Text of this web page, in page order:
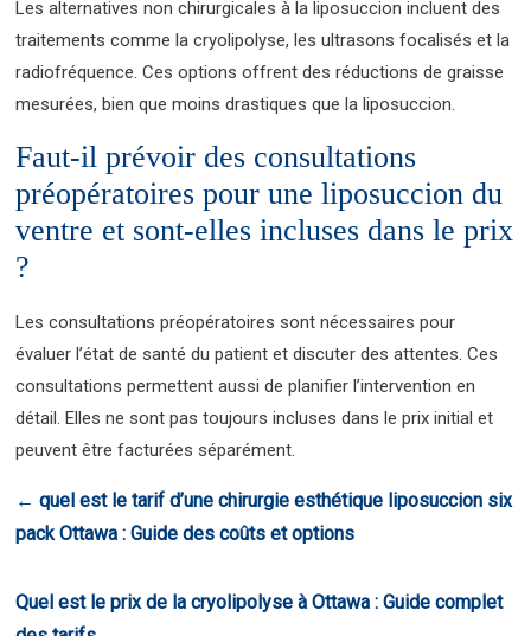
Les alternatives non chirurgicales à la liposuccion incluent des
traitements comme la cryolipolyse, les ultrasons focalisés et la
radiofréquence. Ces options offrent des réductions de graisse
mesurées, bien que moins drastiques que la liposuccion.
Faut-il prévoir des consultations
préopératoires pour une liposuccion du
ventre et sont-elles incluses dans le prix
?
Les consultations préopératoires sont nécessaires pour
évaluer l’état de santé du patient et discuter des attentes. Ces
consultations permettent aussi de planifier l’intervention en
détail. Elles ne sont pas toujours incluses dans le prix initial et
peuvent être facturées séparément.
← quel est le tarif d’une chirurgie esthétique liposuccion six
pack Ottawa : Guide des coûts et options
Quel est le prix de la cryolipolyse à Ottawa : Guide complet